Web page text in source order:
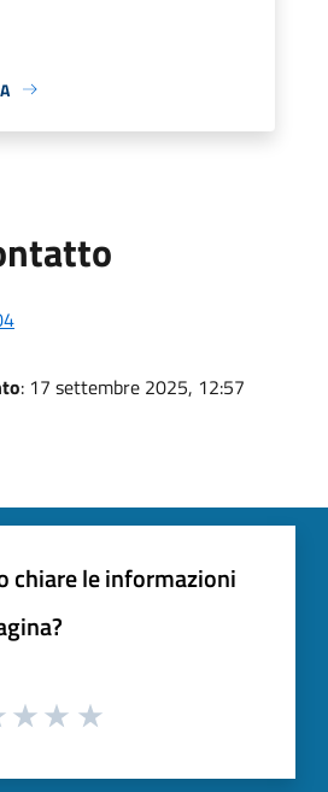
: 17 settembre 2025, 12:57
chiare le informazioni